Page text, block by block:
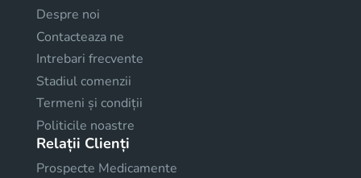
Despre noi
Contacteaza ne
Intrebari frecvente
Stadiul comenzii
Termeni și condiții
Politicile noastre
Relații Clienți
Prospecte Medicamente